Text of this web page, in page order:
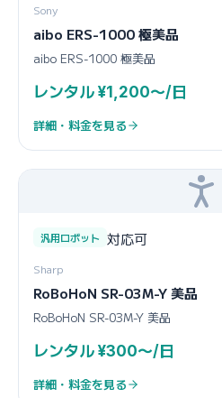
Sony
aibo ERS-1000 極美品
aibo ERS-1000 極美品
レンタル ¥1,200〜/日
詳細・料金を見る
汎用ロボット 対応可
Sharp
RoBoHoN SR-03M-Y 美品
RoBoHoN SR-03M-Y 美品
レンタル ¥300〜/日
詳細・料金を見る